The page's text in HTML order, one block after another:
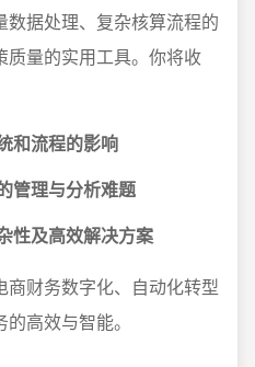
据处理、复杂核算流程的
质量的实用工具。你将收
和流程的影响
管理与分析难题
性及高效解决方案
财务数字化、自动化转型
高效与智能。